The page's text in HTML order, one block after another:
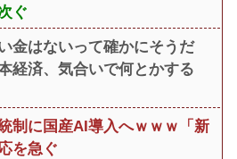
ぐ
金はないって確かにそうだ
経済、気合いで何とかする
制に国産AI導入へｗｗｗ「新
を急ぐ